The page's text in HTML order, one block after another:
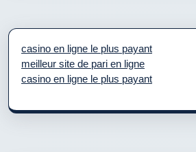
casino en ligne le plus payant
meilleur site de pari en ligne
casino en ligne le plus payant